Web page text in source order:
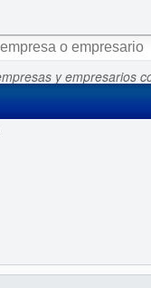
y empresarios